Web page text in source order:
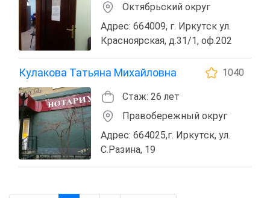
Октябрьский округ
Адрес: 664009, г. Иркутск ул.
Красноярская, д.31/1, оф.202
Кулакова Татьяна Михайловна 1040
Стаж: 26 лет
Правобережный округ
Адрес: 664025,г. Иркутск, ул.
С.Разина, 19